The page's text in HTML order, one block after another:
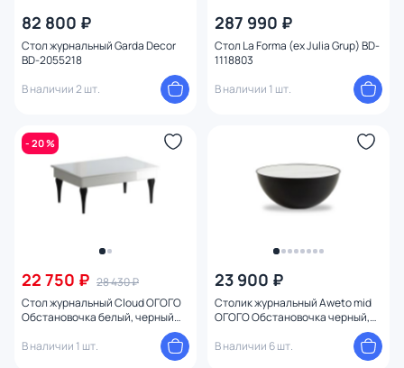
82 800 ₽
Стол журнальный Garda Decor
BD-2055218
В наличии 2 шт.
287 990 ₽
Стол La Forma (ex Julia Grup) BD-
1118803
В наличии 1 шт.
- 20 %
22 750 ₽ 28 430 ₽
Стол журнальный Cloud ОГОГО
Обстановочка белый, черный
В наличии 1 шт.
23 900 ₽
Столик журнальный Aweto mid
ОГОГО Обстановочка черный,
В наличии 6 шт.